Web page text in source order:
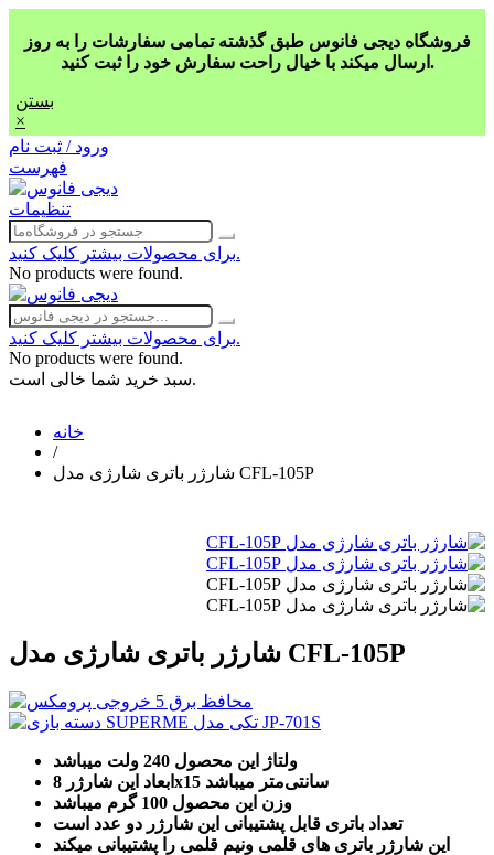
فروشگاه دیجی فانوس طبق گذشته تمامی سفارشات را به روز
ارسال میکند با خیال راحت سفارش خود را ثبت کنید.
بستن
×
ورود / ثبت نام
فهرست
تنظیمات
برای محصولات بیشتر کلیک کنید.
No products were found.
برای محصولات بیشتر کلیک کنید.
No products were found.
سبد خرید شما خالی است.
خانه
/
شارژر باتری شارژی مدل CFL-105P
شارژر باتری شارژی مدل CFL-105P
ولتاژ این محصول 240 ولت میباشد
ابعاد این شارژر
8x15 سانتی‌متر میباشد
وزن این محصول 100 گرم میباشد
تعداد باتری قابل پشتیبانی این شارژر دو عدد است
این شارژر باتری های قلمی ونیم قلمی را پشتیبانی میکند